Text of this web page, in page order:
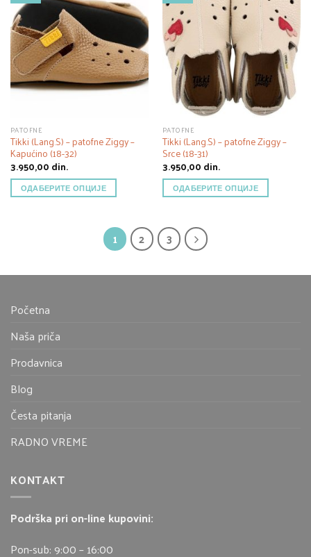
PATOFNE
Tikki (Lang.S) – patofne Ziggy –
Kapućino (18-32)
3.950,00 din.
ОДАБЕРИТЕ ОПЦИЈЕ
PATOFNE
Tikki (Lang.S) – patofne Ziggy –
Srce (18-31)
3.950,00 din.
ОДАБЕРИТЕ ОПЦИЈЕ
1 2 3
Početna
Naša priča
Prodavnica
Blog
Česta pitanja
RADNO VREME
KONTAKT
Podrška pri on-line kupovini:
Pon-sub: 9:00 – 16:00